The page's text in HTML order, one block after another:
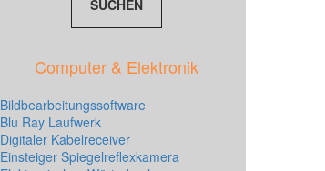
Computer & Elektronik
Bildbearbeitungssoftware
Blu Ray Laufwerk
Digitaler Kabelreceiver
Einsteiger Spiegelreflexkamera